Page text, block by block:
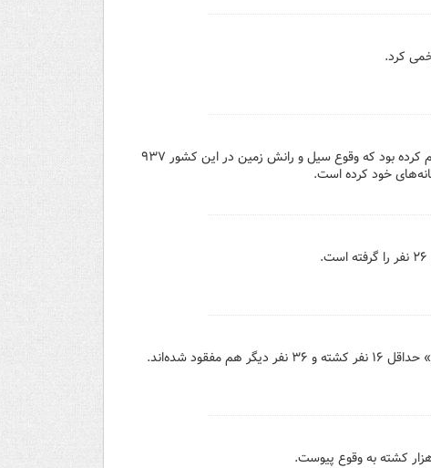
کرد.
دفتر نخست وزیری پاکستان، جمعه ۴ شهریور طی بیانیه‌ای اعلام کرده بود که وقوع سیل و رانش زمین در این کشور ۹۳۷